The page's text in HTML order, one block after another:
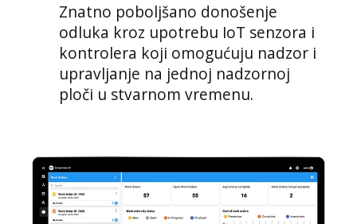
Znatno poboljšano donošenje
odluka kroz upotrebu IoT senzora i
kontrolera koji omogućuju nadzor i
upravljanje na jednoj nadzornoj
ploči u stvarnom vremenu.